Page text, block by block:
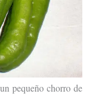
pequeño chorro de